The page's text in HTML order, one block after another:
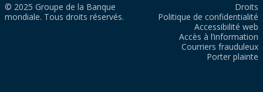
© 2025 Groupe de la Banque
mondiale. Tous droits réservés.
Droits
Politique de confidentialité
Accessibilité web
Accès à l’information
Courriers frauduleux
Porter plainte